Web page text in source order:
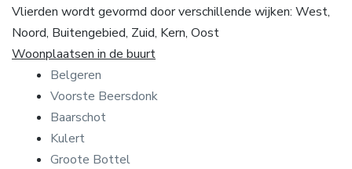
Vlierden wordt gevormd door verschillende wijken: West,
Noord, Buitengebied, Zuid, Kern, Oost
Woonplaatsen in de buurt
Belgeren
Voorste Beersdonk
Baarschot
Kulert
Groote Bottel